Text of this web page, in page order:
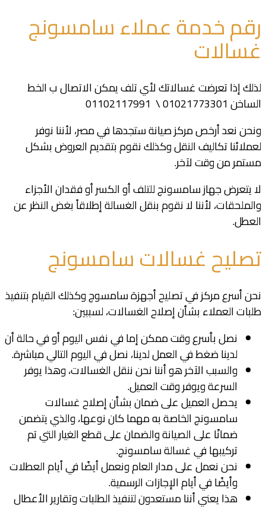
رقم خدمة عملاء سامسونج
غسالات
لذلك إذا تعرضت غسالاتك لأي تلف يمكن الاتصال ب الخط
الساخن01021773301 \
ونحن نعد أرخص مركز صيانة ستجدها في مصر، لأننا نوفر
لعملائنا تكاليف النقل وكذلك نقوم بتقديم العروض بشكل
مستمر من وقت لآخر.
لا يتعرض جهاز سامسونج للتلف أو الكسر أو فقدان الأجزاء
والملحقات، لأننا لا نقوم بنقل الغسالة إطلاقاً بغض النظر عن
العطل.
تصليح غسالات سامسونج
نحن أسرع مركز في تصليح أجهزة سامسوج وكذلك القيام بتنفيذ
طلبات العملاء بشأن إصلاح الغسالات، لسببين:
نصل بأسرع وقت ممكن إما في نفس اليوم أو في حالة أن
لدينا ضغط في العمل لدينا، نصل في اليوم التالي مباشرة.
والسبب الآخر هو أننا نحن ننقل الغسالات، وهذا يوفر
السرعة ويوفر وقت العميل.
يحصل العميل على ضمان بشأن إصلاح غسالات
سامسونج الخاصة به مهما كان نوعها، والذي يتضمن
ضمانًا على الصيانة والضمان على قطع الغيار التي تم
تركيبها في غسالة سامسونج.
نحن نعمل على مدار العام ونعمل أيضًا في أيام العطلات
وأيضًا في أيام الإجازات الرسمية.
هذا يعني أننا مستعدون لتنفيذ الطلبات وتقارير الأعطال